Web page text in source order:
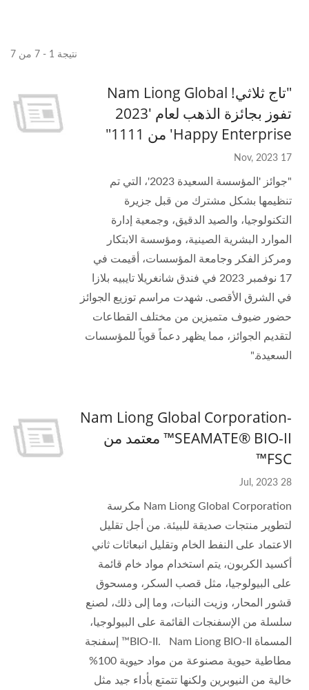
نتيجة 1 - 7 من 7
"تاج ثلاثي! Nam Liong Global
تفوز بجائزة الذهب لعام '2023
Happy Enterprise' من 1111"
17 Nov, 2023
"جوائز 'المؤسسة السعيدة 2023'، التي تم
تنظيمها بشكل مشترك من قبل جزيرة
التكنولوجيا، والصيد الدقيق، وجمعية إدارة
الموارد البشرية الصينية، ومؤسسة الابتكار
ومركز الفكر وجامعة المؤسسات، أقيمت في
17 نوفمبر 2023 في فندق شانغريلا تايبيه بلازا
في الشرق الأقصى. شهدت مراسم توزيع الجوائز
حضور ضيوف متميزين من مختلف القطاعات
لتقديم الجوائز، مما يظهر دعماً قوياً للمؤسسات
السعيدة."
Nam Liong Global Corporation-
SEAMATE® BIO-II™ معتمد من
FSC™
28 Jul, 2023
Nam Liong Global Corporation مكرسة
لتطوير منتجات صديقة للبيئة. من أجل تقليل
الاعتماد على النفط الخام وتقليل انبعاثات ثاني
أكسيد الكربون، يتم استخدام مواد خام قائمة
على البيولوجيا، مثل قصب السكر، ومسحوق
قشور المحار، وزيت النبات، وما إلى ذلك، لصنع
سلسلة من الإسفنجات القائمة على البيولوجيا،
المسماة BIO-II. Nam Liong BIO-II™ إسفنجة
مطاطية حيوية مصنوعة من مواد حيوية 100%
خالية من النيوبرين ولكنها تتمتع بأداء جيد مثل